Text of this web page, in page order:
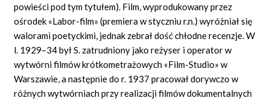
powieści pod tym tytułem). Film, wyprodukowany przez
ośrodek «Labor-film» (premiera w styczniu r.n.) wyróżniał się
walorami poetyckimi, jednak zebrał dość chłodne recenzje. W
l. 1929–34 był S. zatrudniony jako reżyser i operator w
wytwórni filmów krótkometrażowych «Film-Studio» w
Warszawie, a następnie do r. 1937 pracował dorywczo w
różnych wytwórniach przy realizacji filmów dokumentalnych